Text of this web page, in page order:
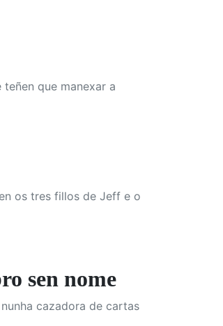
teñen que manexar a
os tres fillos de Jeff e o
sen nome
cazadora de cartas